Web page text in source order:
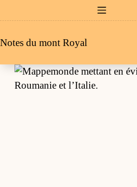
au
Notes du mont Royal